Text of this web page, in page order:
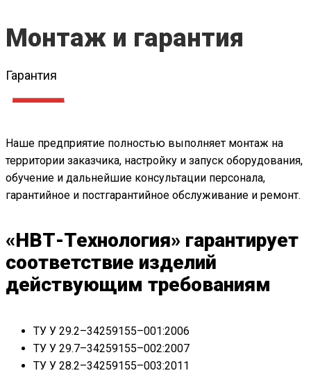
Монтаж и гарантия
Гарантия
Наше предприятие полностью выполняет монтаж на
территории заказчика, настройку и запуск оборудования,
обучение и дальнейшие консультации персонала,
гарантийное и постгарантийное обслуживание и ремонт.
«НВТ-Технология» гарантирует
соответствие изделий
действующим требованиям
ТУ У 29.2–34259155–001:2006
ТУ У 29.7–34259155–002:2007
ТУ У 28.2–34259155–003:2011